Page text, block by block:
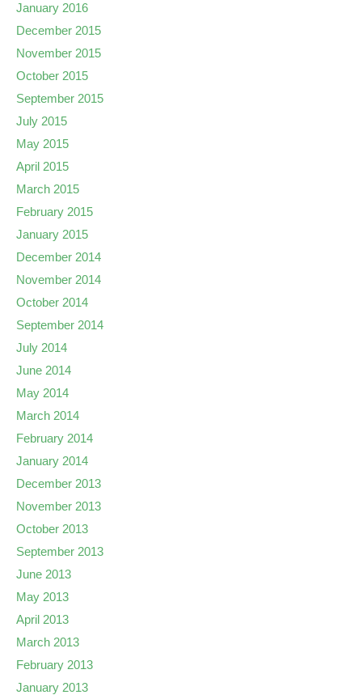
January 2016
December 2015
November 2015
October 2015
September 2015
July 2015
May 2015
April 2015
March 2015
February 2015
January 2015
December 2014
November 2014
October 2014
September 2014
July 2014
June 2014
May 2014
March 2014
February 2014
January 2014
December 2013
November 2013
October 2013
September 2013
June 2013
May 2013
April 2013
March 2013
February 2013
January 2013